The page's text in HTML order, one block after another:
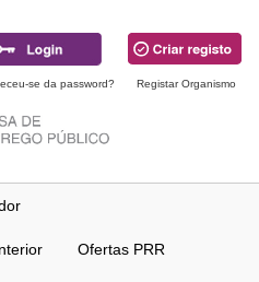
se da password? Registar Organismo
Ofertas PRR